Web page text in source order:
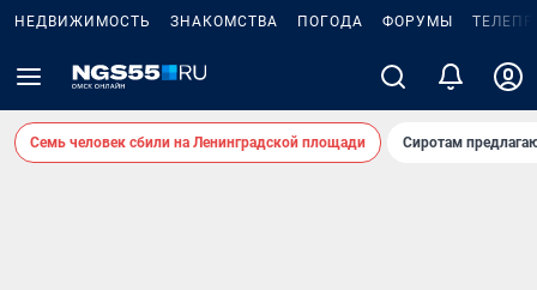
НЕДВИЖИМОСТЬ ЗНАКОМСТВА ПОГОДА ФОРУМЫ
Семь человек сбили на Ленинградской площади Сиротам